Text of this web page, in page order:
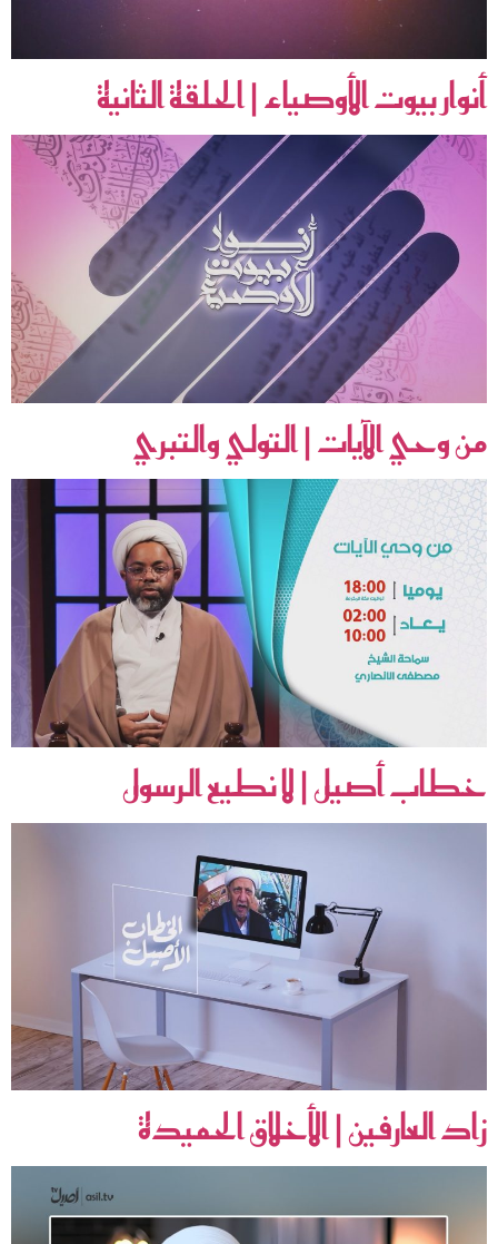
أنوار بيوت الأوصياء | الحلقة الثانية
من وحي الآيات | التولي والتبري
خطاب أصيل | لا نطيع الرسول
زاد العارفين | الأخلاق الحميدة